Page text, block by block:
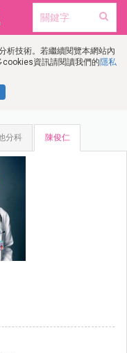
析技術。若繼續閱覽本網站內
資訊請閱讀我們的隱私
分科 陳俊仁